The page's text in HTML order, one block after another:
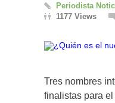
Periodista
1177 Views
Tres nombres
finalistas para el